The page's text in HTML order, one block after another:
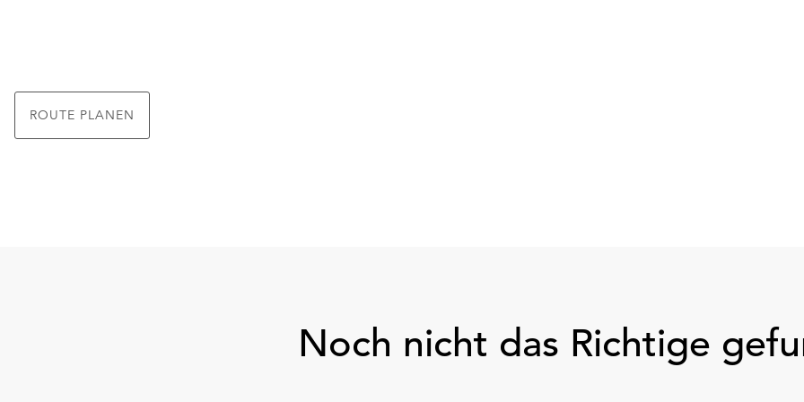
ROUTE PLANEN
Noch nicht das Richtige